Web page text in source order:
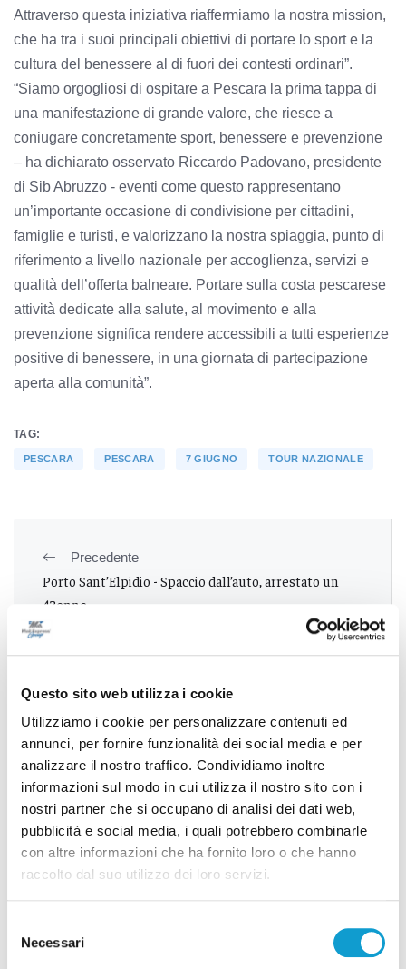
Questo sito web utilizza i cookie
Utilizziamo i cookie per personalizzare contenuti ed
annunci, per fornire funzionalità dei social media e per
analizzare il nostro traffico. Condividiamo inoltre
informazioni sul modo in cui utilizza il nostro sito con i
nostri partner che si occupano di analisi dei dati web,
pubblicità e social media, i quali potrebbero combinarle
con altre informazioni che ha fornito loro o che hanno
raccolto dal suo utilizzo dei loro servizi.
delNecessari
Attraverso questa iniziativa riaffermiamo la nostra mission,
che ha tra i suoi principali obiettivi di portare lo sport e la
cultura del benessere al di fuori dei contesti ordinari”.
“Siamo orgogliosi di ospitare a Pescara la prima tappa di
una manifestazione di grande valore, che riesce a
coniugare concretamente sport, benessere e prevenzione
– ha dichiarato osservato Riccardo Padovano, presidente
di Sib Abruzzo - eventi come questo rappresentano
un’importante occasione di condivisione per cittadini,
famiglie e turisti, e valorizzano la nostra spiaggia, punto di
riferimento a livello nazionale per accoglienza, servizi e
qualità dell’offerta balneare. Portare sulla costa pescarese
attività dedicate alla salute, al movimento e alla
prevenzione significa rendere accessibili a tutti esperienze
positive di benessere, in una giornata di partecipazione
aperta alla comunità”.
TAG:
PESCARA PESCARA 7 GIUGNO TOUR NAZIONALE
Precedente
Porto Sant’Elpidio - Spaccio dall’auto, arrestato un
43enne
grandi come palle da tennis
Tutti gli articoli